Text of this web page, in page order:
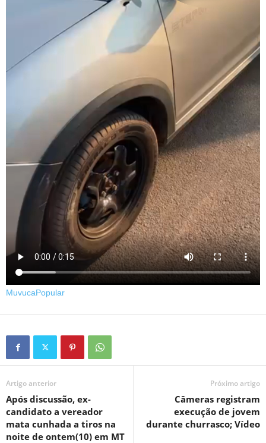
MuvucaPopular
Artigo anterior
Após discussão, ex-
candidato a vereador
mata cunhada a tiros na
noite de ontem(10) em MT
Próximo artigo
Câmeras registram
execução de jovem
durante churrasco; Vídeo